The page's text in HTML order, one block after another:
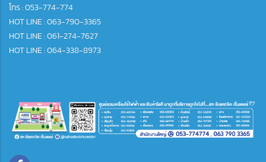
โทร :053-774-774
HOT LINE : 063-790-3365
HOT LINE : 061-274-7627
HOT LINE : 064-338-8973